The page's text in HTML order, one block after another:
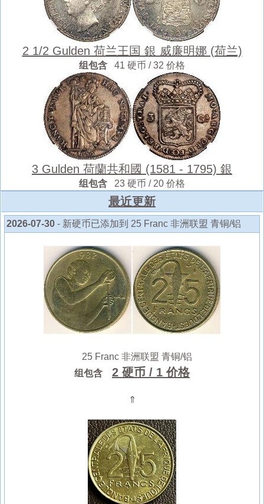
2 1/2 Gulden 荷兰王国 銀 威廉明娜 (荷兰)
组包含 41 硬币 / 32 价格
3 Gulden 荷蘭共和國 (1581 - 1795) 銀
组包含 23 硬币 / 20 价格
最近更新
2026-07-30 - 新硬币已添加到 25 Franc 非洲联盟 青铜/铝
25 Franc 非洲联盟 青铜/铝
组包含
2 硬币 / 1 价格
⇑